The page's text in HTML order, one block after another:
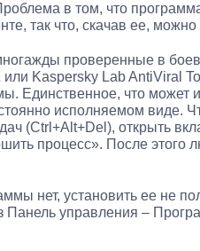
в том, что
так что, скачав ее,
проверенные в
или Kaspersky Lab AntiViral
Единственное, что
исполняемом виде.
(Ctrl+Alt+Del), открыть
процесс». После этого
нет, установить ее не
управления –